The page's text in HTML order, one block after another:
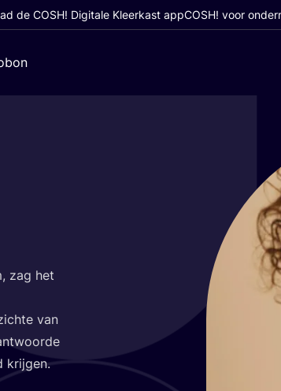
de COSH! Digitale Kleerkast appCOSH! voor
zag het
van
krijgen.